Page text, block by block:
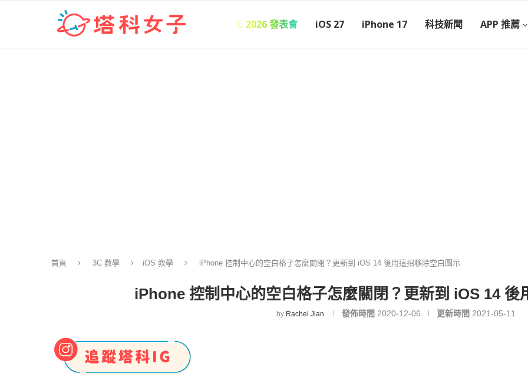
 2026 發表會 iOS 27 iPhone 17 科技新聞 APP 推薦
首頁 3C 教學 iOS 教學 iPhone 控制中心的空白格子怎麼關閉？更新到 iOS 14 後用這招移除空白圖示
iPhone 控制中心的空白格子怎麼關閉？更新到 iOS 14 後
by Rachel Jian 發佈時間 2020-12-06 更新時間 2021-05-11